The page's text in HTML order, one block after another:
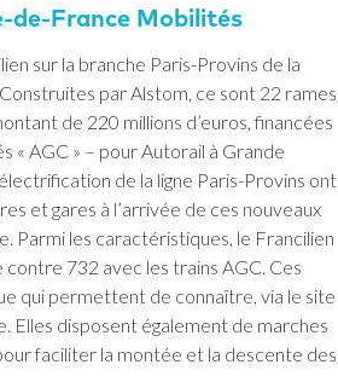
de-France Mobilités
sur la branche Paris-Provins de la
par Alstom, ce sont 22 rames
de 220 millions d’euros, financées
« AGC » – pour Autorail à Grande
de la ligne Paris-Provins ont
et gares à l’arrivée de ces nouveaux
Parmi les caractéristiques, le Francilien
contre 732 avec les trains AGC. Ces
qui permettent de connaître, via le site
Elles disposent également de marches
faciliter la montée et la descente des